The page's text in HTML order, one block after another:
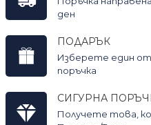
ден
ПОДАРЪК
Изберете един
поръчка
СИГУРНА
Получете това,